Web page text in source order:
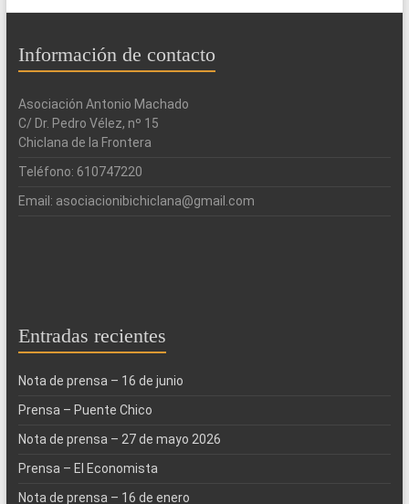
Información de contacto
Asociación Antonio Machado
C/ Dr. Pedro Vélez, nº 15
Chiclana de la Frontera
Teléfono: 610747220
Email: asociacionibichiclana@gmail.com
Entradas recientes
Nota de prensa – 16 de junio
Prensa – Puente Chico
Nota de prensa – 27 de mayo 2026
Prensa – El Economista
Nota de prensa – 16 de enero